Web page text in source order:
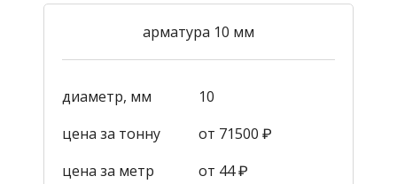
арматура 10 мм
диаметр, мм
10
цена за тонну
от 71500 ₽
цена за метр
от 44₽